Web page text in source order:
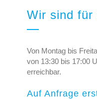
Wir sind für
Von Montag bis
von 13:30 bis 17:00
erreichbar.
Auf Anfrage